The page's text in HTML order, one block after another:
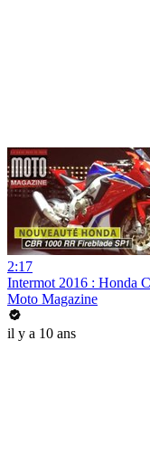
2:17
Intermot 2016 : Honda
Moto Magazine
il y a 10 ans